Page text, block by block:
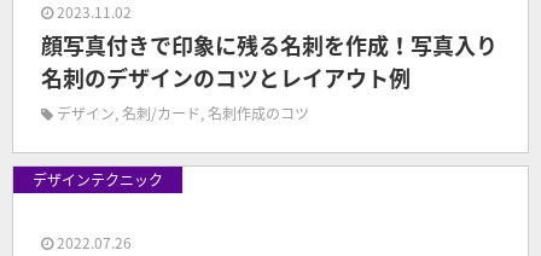
2023.11.02
顔写真付きで印象に残る名刺を作成！写真入り
名刺のデザインのコツとレイアウト例
デザイン,名刺/カード,名刺作成のコツ
デザインテクニック
2022.07.26